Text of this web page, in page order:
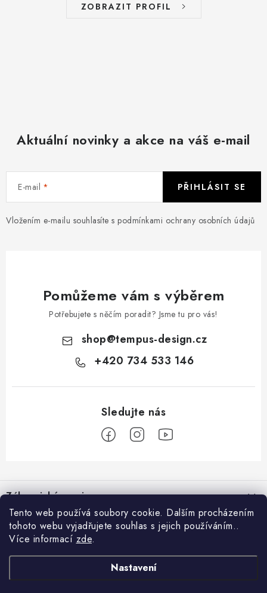
Tento web používá soubory cookie. Dalším procházením
tohoto webu vyjadřujete souhlas s jejich používáním..
Více informací zde.
Nastavení
ZOBRAZIT PROFIL
Aktuální novinky a akce na váš e-mail
E-mail
Vložením e-mailu souhlasíte s podmínkami ochrany osobních údajů
PŘIHLÁSIT SE
Pomůžeme vám s výběrem
Potřebujete s něčím poradit? Jsme tu pro vás!
shop@tempus-design.cz
+420 734 533 146
á
pZákaznický servis
Hodnocení obchodu
Registrace do VIP klubu
O nás
Užitečné odkazy
GDPR